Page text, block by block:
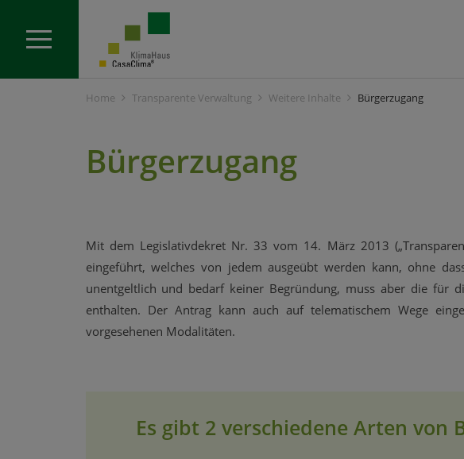
Home Transparente Verwaltung Weitere Inhalte Bürgerzugang
Bürgerzugang
Mit dem Legislativdekret Nr. 33 vom 14. März 2013
eingeführt, welches von jedem ausgeübt werden kann, ohne
unentgeltlich und bedarf keiner Begründung, muss aber die für
enthalten. Der Antrag kann auch auf telematischem Wege
vorgesehenen Modalitäten.
Es gibt 2 verschiedene Arten von